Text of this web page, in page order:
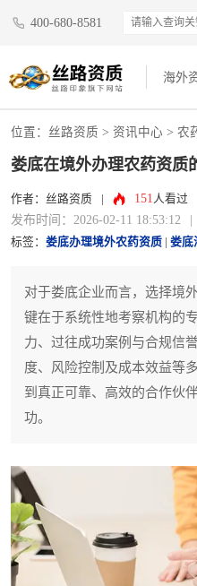
400-680-8581
海外
位置： 丝路资质 > 资讯中心 > 农
娄底在境外办理农药资质
作者：丝路资质 151人看过
发布时间：2026-02-11 18:53:12
标签： 娄底办理境外农药资质 娄底
对于娄底企业而言，选择境
键在于系统性地考察机构的
力、过往成功案例与合规信
度、风险控制及成本效益等
到真正可靠、高效的合作伙
功。